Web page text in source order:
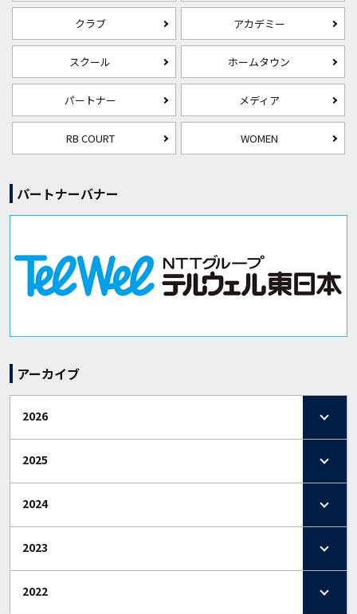
クラブ アカデミー
スクール ホームタウン
パートナー メディア
RB COURT WOMEN
パートナーバナー
アーカイブ
2026
2025
2024
2023
2022